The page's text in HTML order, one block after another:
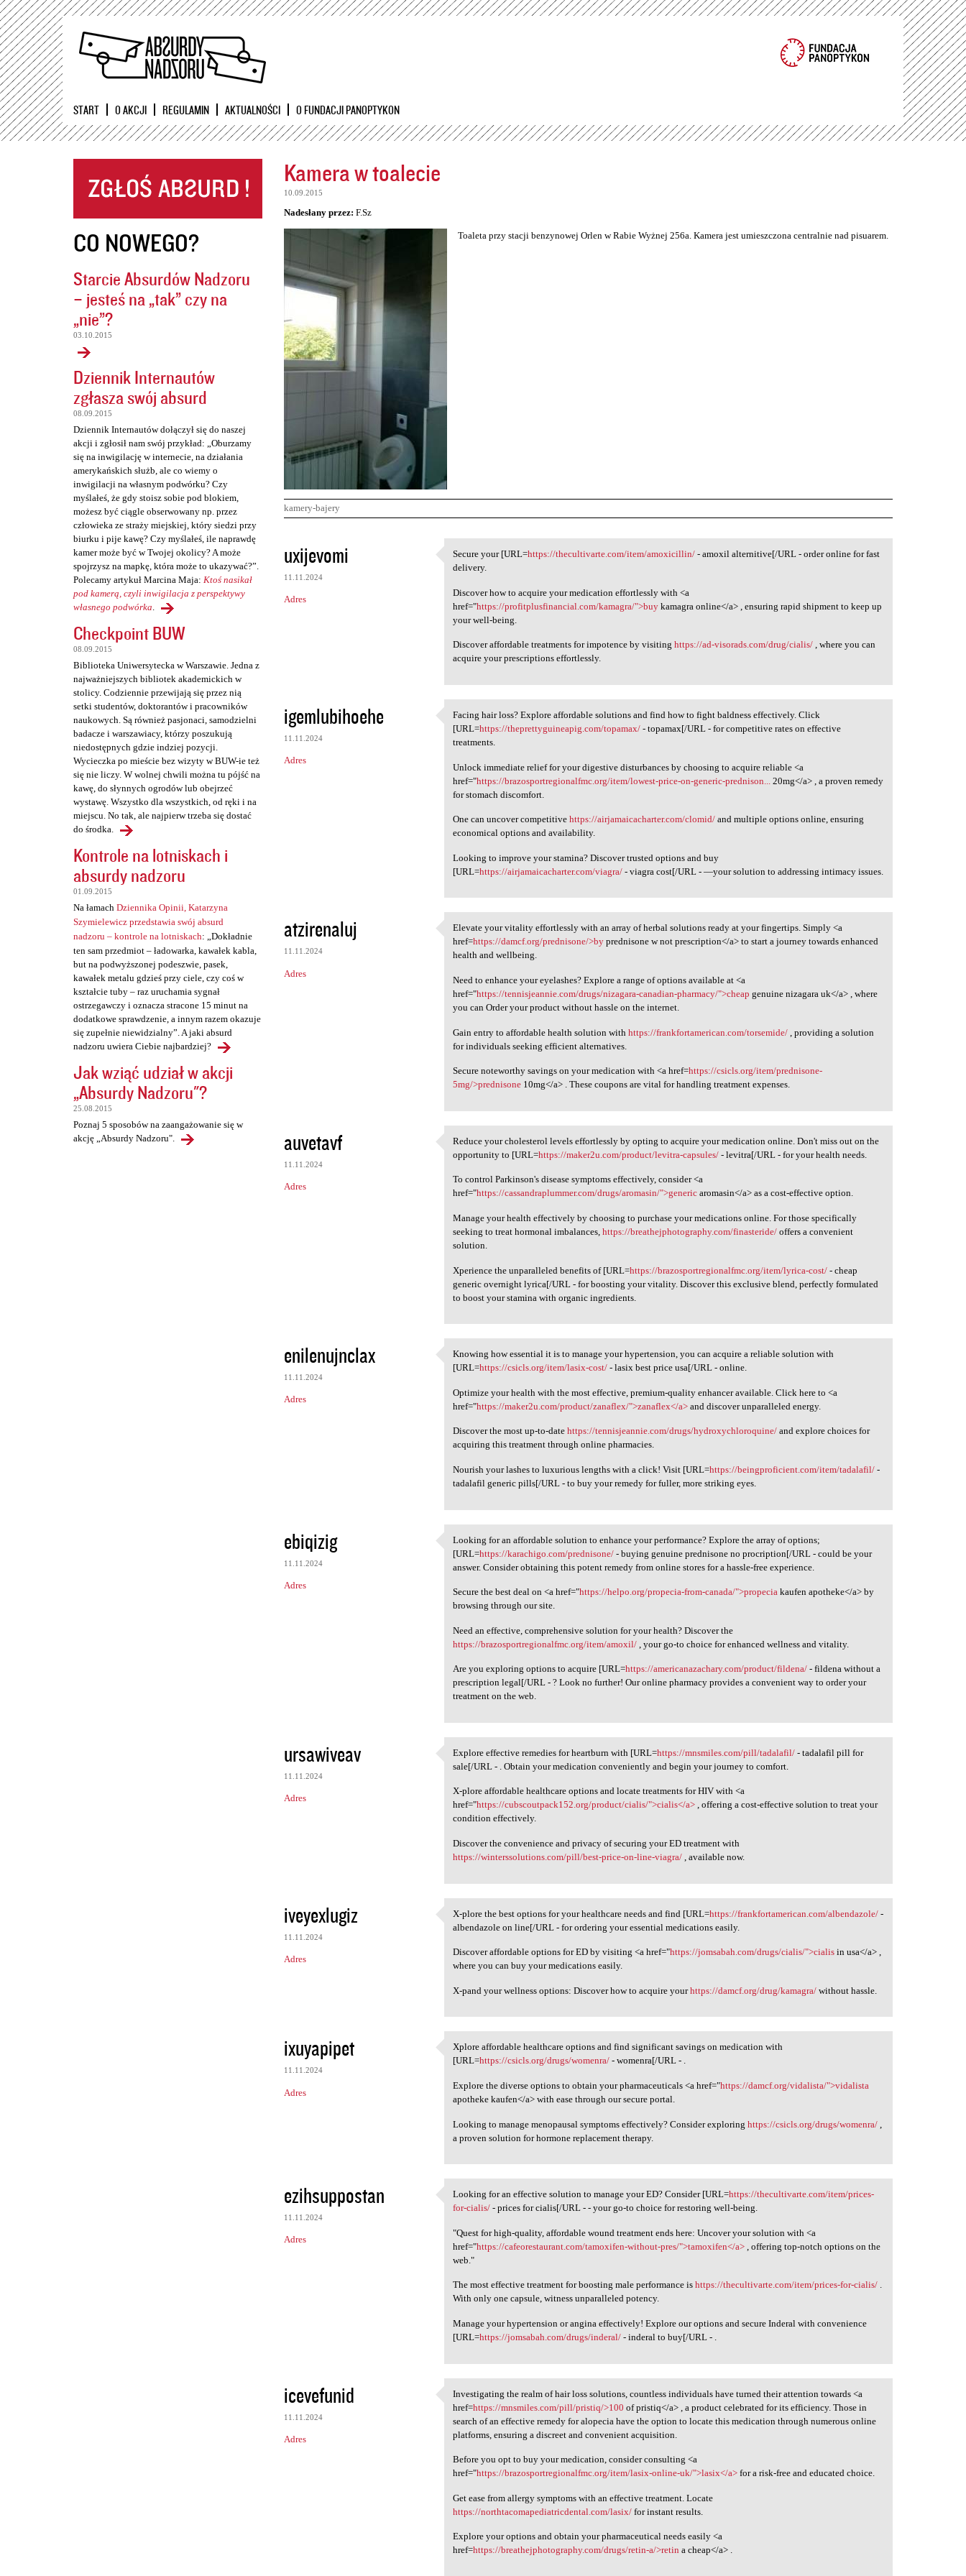
Przejdź
START O AKCJI REGULAMIN AKTUALNOŚCI O FUNDACJI PANOPTYKON
CO NOWEGO?
Starcie Absurdów Nadzoru
– jesteś na „tak” czy na
„nie”?
03.10.2015
Dziennik Internautów
zgłasza swój absurd
08.09.2015
Dziennik Internautów dołączył się do naszej
akcji i zgłosił nam swój przykład: „Oburzamy
się na inwigilację w internecie, na działania
amerykańskich służb, ale co wiemy o
inwigilacji na własnym podwórku? Czy
myślałeś, że gdy stoisz sobie pod blokiem,
możesz być ciągle obserwowany np. przez
człowieka ze straży miejskiej, który siedzi przy
biurku i pije kawę? Czy myślałeś, ile naprawdę
kamer może być w Twojej okolicy? A może
spojrzysz na mapkę, która może to ukazywać?”.
Polecamy artykuł Marcina Maja: Ktoś nasikał
pod kamerą, czyli inwigilacja z perspektywy
własnego podwórka.
Checkpoint BUW
08.09.2015
Biblioteka Uniwersytecka w Warszawie. Jedna z
najważniejszych bibliotek akademickich w
stolicy. Codziennie przewijają się przez nią
setki studentów, doktorantów i pracowników
naukowych. Są również pasjonaci, samodzielni
badacze i warszawiacy, którzy poszukują
niedostępnych gdzie indziej pozycji.
Wycieczka po mieście bez wizyty w BUW-ie też
się nie liczy. W wolnej chwili można tu pójść na
kawę, do słynnych ogrodów lub obejrzeć
wystawę. Wszystko dla wszystkich, od ręki i na
miejscu. No tak, ale najpierw trzeba się dostać
do środka.
Kontrole na lotniskach i
absurdy nadzoru
01.09.2015
Na łamach Dziennika Opinii, Katarzyna
Szymielewicz przedstawia swój absurd
nadzoru – kontrole na lotniskach: „Dokładnie
ten sam przedmiot – ładowarka, kawałek kabla,
but na podwyższonej podeszwie, pasek,
kawałek metalu gdzieś przy ciele, czy coś w
kształcie tuby – raz uruchamia sygnał
ostrzegawczy i oznacza stracone 15 minut na
dodatkowe sprawdzenie, a innym razem okazuje
się zupełnie niewidzialny”. A jaki absurd
nadzoru uwiera Ciebie najbardziej?
Jak wziąć udział w akcji
„Absurdy Nadzoru"?
25.08.2015
Poznaj 5 sposobów na zaangażowanie się w
akcję „Absurdy Nadzoru".
Kamera w toalecie
10.09.2015
Nadesłany przez: F.Sz
Toaleta przy stacji benzynowej Orlen w Rabie Wyżnej 256a. Kamera jest umieszczona centralnie nad pisuarem.
kamery-bajery
K
o
m
e
z
e
uxijevomi
11.11.2024
Adres
Secure your [URL=https:/
Secure your [URL=https://thecultivarte.com/item/amoxicillin/ - amoxil alternitive[/URL - order online for fast
delivery.
Discover how to acquire your medication effortlessly with <a
href="https://profitplusfinancial.com/kamagra/">buy kamagra online</a> , ensuring rapid shipment to keep up
your well-being.
Discover affordable treatments for impotence by visitinghttps://ad-visorads.com/drug/cialis/ , where you can
acquire your prescriptions effortlessly.
igemlubihoehe
11.11.2024
Adres
Facing hair loss? Explore
Facing hair loss? Explore affordable solutions and find how to fight baldness effectively. Click
[URL=https://theprettyguineapig.com/topamax/ - topamax[/URL - for competitive rates on effective
treatments.
Unlock immediate relief for your digestive disturbances by choosing to acquire reliable <a
href="https://brazosportregionalfmc.org/item/lowest-price-on-generic-prednison...
20mg</a> , a proven remedy
for stomach discomfort.
One can uncover competitivehttps://airjamaicacharter.com/clomid/ and multiple options online, ensuring
economical options and availability.
Looking to improve your stamina? Discover trusted options and buy
[URL=https://airjamaicacharter.com/viagra/ - viagra cost[/URL - —your solution to addressing intimacy issues.
atzirenaluj
11.11.2024
Adres
Elevate your vitality
Elevate your vitality effortlessly with an array of herbal solutions ready at your fingertips. Simply <a
href=https://damcf.org/prednisone/>by prednisone w not prescription</a> to start a journey towards enhanced
health and wellbeing.
Need to enhance your eyelashes? Explore a range of options available at <a
href="https://tennisjeannie.com/drugs/nizagara-canadian-pharmacy/">cheap genuine nizagara uk</a> , where
you can Order your product without hassle on the internet.
Gain entry to affordable health solution withhttps://frankfortamerican.com/torsemide/ , providing a solution
for individuals seeking efficient alternatives.
Secure noteworthy savings on your medication with <a href=https://csicls.org/item/prednisone-
5mg/>prednisone 10mg</a> . These coupons are vital for handling treatment expenses.
auvetavf
11.11.2024
Adres
Reduce your cholesterol
Reduce your cholesterol levels effortlessly by opting to acquire your medication online. Don't miss out on the
opportunity to [URL=https://maker2u.com/product/levitra-capsules/ - levitra[/URL - for your health needs.
To control Parkinson's disease symptoms effectively, consider <a
href="https://cassandraplummer.com/drugs/aromasin/">generic aromasin</a> as a cost-effective option.
Manage your health effectively by choosing to purchase your medications online. For those specifically
seeking to treat hormonal imbalances,https://breathejphotography.com/finasteride/ offers a convenient
solution.
Xperience the unparalleled benefits of [URL=https://brazosportregionalfmc.org/item/lyrica-cost/ - cheap
generic overnight lyrica[/URL - for boosting your vitality. Discover this exclusive blend, perfectly formulated
to boost your stamina with organic ingredients.
enilenujnclax
11.11.2024
Adres
Knowing how essential it is
Knowing how essential it is to manage your hypertension, you can acquire a reliable solution with
[URL=https://csicls.org/item/lasix-cost/ - lasix best price usa[/URL - online.
Optimize your health with the most effective, premium-quality enhancer available. Click here to <a
href="https://maker2u.com/product/zanaflex/">zanaflex</a> and discover unparalleled energy.
Discover the most up-to-datehttps://tennisjeannie.com/drugs/hydroxychloroquine/ and explore choices for
acquiring this treatment through online pharmacies.
Nourish your lashes to luxurious lengths with a click! Visit [URL=https://beingproficient.com/item/tadalafil/ -
tadalafil generic pills[/URL - to buy your remedy for fuller, more striking eyes.
ebiqizig
11.11.2024
Adres
Looking for an affordable
Looking for an affordable solution to enhance your performance? Explore the array of options;
[URL=https://karachigo.com/prednisone/ - buying genuine prednisone no procription[/URL - could be your
answer. Consider obtaining this potent remedy from online stores for a hassle-free experience.
Secure the best deal on <a href="https://helpo.org/propecia-from-canada/">propecia kaufen apotheke</a> by
browsing through our site.
Need an effective, comprehensive solution for your health? Discover the
https://brazosportregionalfmc.org/item/amoxil/ , your go-to choice for enhanced wellness and vitality.
Are you exploring options to acquire [URL=https://americanazachary.com/product/fildena/ - fildena without a
prescription legal[/URL - ? Look no further! Our online pharmacy provides a convenient way to order your
treatment on the web.
ursawiveav
11.11.2024
Adres
Explore effective remedies
Explore effective remedies for heartburn with [URL=https://mnsmiles.com/pill/tadalafil/ - tadalafil pill for
sale[/URL - . Obtain your medication conveniently and begin your journey to comfort.
X-plore affordable healthcare options and locate treatments for HIV with <a
href="https://cubscoutpack152.org/product/cialis/">cialis</a> , offering a cost-effective solution to treat your
condition effectively.
Discover the convenience and privacy of securing your ED treatment with
https://winterssolutions.com/pill/best-price-on-line-viagra/ , available now.
iveyexlugiz
11.11.2024
Adres
X-plore the best options for
X-plore the best options for your healthcare needs and find [URL=https://frankfortamerican.com/albendazole/ -
albendazole on line[/URL - for ordering your essential medications easily.
Discover affordable options for ED by visiting <a href="https://jomsabah.com/drugs/cialis/">cialis in usa</a> ,
where you can buy your medications easily.
X-pand your wellness options: Discover how to acquire yourhttps://damcf.org/drug/kamagra/ without hassle.
ixuyapipet
11.11.2024
Adres
Xplore affordable healthcare
Xplore affordable healthcare options and find significant savings on medication with
[URL=https://csicls.org/drugs/womenra/ - womenra[/URL - .
Explore the diverse options to obtain your pharmaceuticals <a href="https://damcf.org/vidalista/">vidalista
apotheke kaufen</a> with ease through our secure portal.
Looking to manage menopausal symptoms effectively? Consider exploringhttps://csicls.org/drugs/womenra/
a proven solution for hormone replacement therapy.
ezihsuppostan
11.11.2024
Adres
Looking for an effective
Looking for an effective solution to manage your ED? Consider [URL=https://thecultivarte.com/item/prices-
for-cialis/ - prices for cialis[/URL - - your go-to choice for restoring well-being.
"Quest for high-quality, affordable wound treatment ends here: Uncover your solution with <a
href="https://cafeorestaurant.com/tamoxifen-without-pres/">tamoxifen</a> , offering top-notch options on the
web."
The most effective treatment for boosting male performance ishttps://thecultivarte.com/item/prices-for-cialis/ .
With only one capsule, witness unparalleled potency.
Manage your hypertension or angina effectively! Explore our options and secure Inderal with convenience
[URL=https://jomsabah.com/drugs/inderal/ - inderal to buy[/URL - .
icevefunid
11.11.2024
Adres
Investigating the realm of
Investigating the realm of hair loss solutions, countless individuals have turned their attention towards <a
href=https://mnsmiles.com/pill/pristiq/>100 of pristiq</a> , a product celebrated for its efficiency. Those in
search of an effective remedy for alopecia have the option to locate this medication through numerous online
platforms, ensuring a discreet and convenient acquisition.
Before you opt to buy your medication, consider consulting <a
href="https://brazosportregionalfmc.org/item/lasix-online-uk/">lasix</a> for a risk-free and educated choice.
Get ease from allergy symptoms with an effective treatment. Locate
https://northtacomapediatricdental.com/lasix/ for instant results.
Explore your options and obtain your pharmaceutical needs easily <a
href=https://breathejphotography.com/drugs/retin-a/>retin a cheap</a> .